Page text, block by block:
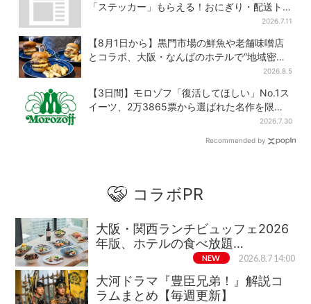
「ステッカー」もらえる！おにぎり・配送ト
2026.7.11
【8月1日から】黒門市場の鮮魚や老舗味噌店
とコラボ、大阪・なんばのホテルで“地域密
2026.8.5
【3日間】モロゾフ「復活してほしい」No.1ス
イーツ、2万3865票から選ばれた名作を限定
2026.7.30
Recommended by
コラボPR
大阪・関西ランチビュッフェ2026
年版、ホテルの食べ放題…
NEW 2026.8.7 14:00
大河ドラマ『豊臣兄弟！』解説コ
ラムまとめ【毎週更新】